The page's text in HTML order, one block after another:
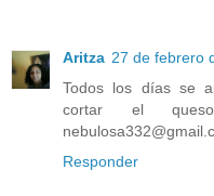
Aritza 27 de febrero
Todos los días se
cortar el
Responder